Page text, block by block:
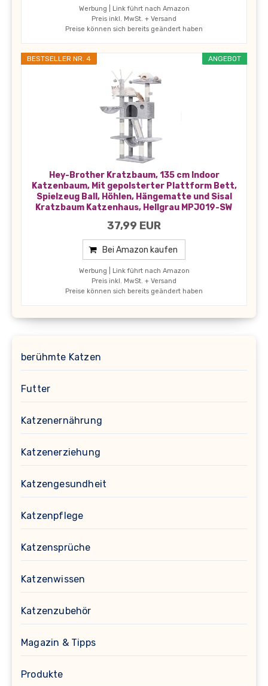
Werbung | Link führt nach Amazon
Preis inkl. MwSt. + Versand
Preise können sich bereits geändert haben
ANGEBOT
BESTSELLER NR. 4
Hey-Brother Kratzbaum, 135 cm Indoor
Katzenbaum, Mit gepolsterter Plattform Bett,
Spielzeug Ball, Höhlen, Hängematte und Sisal
Kratzbaum Katzenhaus, Hellgrau MPJ019-SW
37,99 EUR
Bei Amazon kaufen
Werbung | Link führt nach Amazon
Preis inkl. MwSt. + Versand
Preise können sich bereits geändert haben
berühmte Katzen
Futter
Katzenernährung
Katzenerziehung
Katzengesundheit
Katzenpflege
Katzensprüche
Katzenwissen
Katzenzubehör
Magazin & Tipps
Produkte